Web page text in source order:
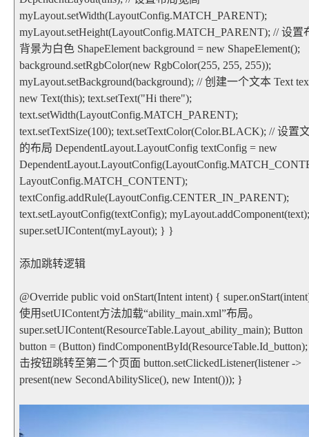
myLayout.setWidth(LayoutConfig.MATCH_PARENT);
myLayout.setHeight(LayoutConfig.MATCH_PARENT); // 设置
背景为白色 ShapeElement background = new ShapeElement();
background.setRgbColor(new RgbColor(255, 255, 255));
myLayout.setBackground(background); // 创建一个文本 Text
new Text(this); text.setText("Hi there");
text.setWidth(LayoutConfig.MATCH_PARENT);
text.setTextSize(100); text.setTextColor(Color.BLACK); // 设置
的布局 DependentLayout.LayoutConfig textConfig = new
LayoutConfig.MATCH_CONTENT);
textConfig.addRule(LayoutConfig.CENTER_IN_PARENT);
text.setLayoutConfig(textConfig); myLayout.addComponent(text);
super.setUIContent(myLayout); } }
添加跳转逻辑
@Override public void onStart(Intent intent) {
使用setUIContent方法加载“ability_main.xml”布局。
super.setUIContent(ResourceTable.Layout_ability_main); Button
button = (Button)
击按钮跳转至第二个页面 button.setClickedListener(listener ->
present(new SecondAbilitySlice(), new Intent())); }